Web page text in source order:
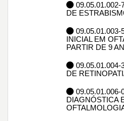
09.05.01.002-
DE
09.05.01.003-
INICIAL EM
PARTIR DE 9
09.05.01.004-
DE
09.05.01.006-
DIAGNÓSTICA